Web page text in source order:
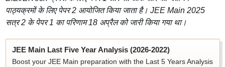
पाठ्यक्रमों के लिए पेपर 2 आयोजित किया जाता है। JEE Main 2025
सत्र 2 के पेपर 1 का परिणाम 18 अप्रैल को जारी किया गया था।
JEE Main Last Five Year Analysis (2026-2022)
Boost your JEE Main preparation with the Last 5 Years Analysis